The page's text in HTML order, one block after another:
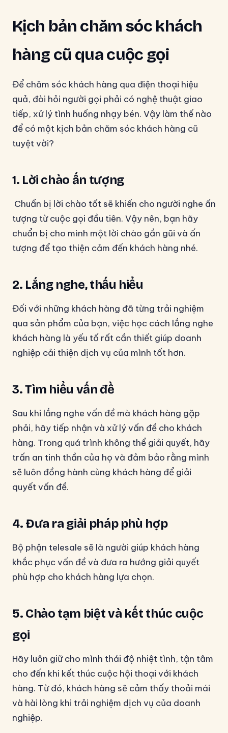
Kịch bản chăm sóc khách
hàng cũ qua cuộc gọi
Để chăm sóc khách hàng qua điện thoại hiệu
quả, đòi hỏi người gọi phải có nghệ thuật giao
tiếp, xử lý tình huống nhạy bén. Vậy làm thế nào
để có một kịch bản chăm sóc khách hàng cũ
tuyệt vời?
1. Lời chào ấn tượng
Chuẩn bị lời chào tốt sẽ khiến cho người nghe ấn
tượng từ cuộc gọi đầu tiên. Vậy nên, bạn hãy
chuẩn bị cho mình một lời chào gần gũi và ấn
tượng để tạo thiện cảm đến khách hàng nhé.
2. Lắng nghe, thấu hiểu
Đối với những khách hàng đã từng trải nghiệm
qua sản phẩm của bạn, việc học cách lắng nghe
khách hàng là yếu tố rất cần thiết giúp doanh
nghiệp cải thiện dịch vụ của mình tốt hơn.
3.Tìm hiểu vấn đề
Sau khi lắng nghe vấn đề mà khách hàng gặp
phải, hãy tiếp nhận và xử lý vấn đề cho khách
hàng. Trong quá trình không thể giải quyết, hãy
trấn an tinh thần của họ và đảm bảo rằng mình
sẽ luôn đồng hành cùng khách hàng để giải
quyết vấn đề.
4. Đưa ra giải pháp phù hợp
Bộ phận telesale sẽ là người giúp khách hàng
khắc phục vấn đề và đưa ra hướng giải quyết
phù hợp cho khách hàng lựa chọn.
5. Chào tạm biệt và kết thúc cuộc
gọi
Hãy luôn giữ cho mình thái độ nhiệt tình, tận tâm
cho đến khi kết thúc cuộc hội thoại với khách
hàng. Từ đó, khách hàng sẽ cảm thấy thoải mái
và hài lòng khi trải nghiệm dịch vụ của doanh
nghiệp.